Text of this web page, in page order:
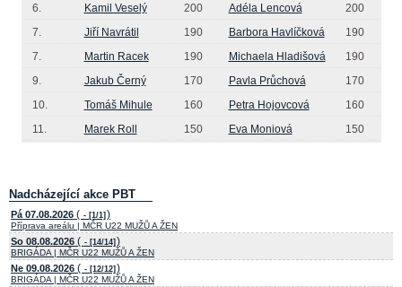
6.
Kamil Veselý 200 Adéla Lencová
200
7.
Jiří Navrátil 190 Barbora Havlíčková
190
7.
Martin Racek 190 Michaela Hladišová
190
9.
Jakub Černý 170 Pavla Průchová
170
10.
Tomáš Mihule 160 Petra Hojovcová
160
11.
Marek Roll 150 Eva Moniová 150
Nadcházející akce PBT
Pá 07.08.2026 ( - [1/1] )
Příprava areálu | MČR U22 MUŽŮ A ŽEN
So 08.08.2026 ( - [14/14] )
BRIGÁDA | MČR U22 MUŽŮ A ŽEN
Ne 09.08.2026 ( - [12/12] )
BRIGÁDA | MČR U22 MUŽŮ A ŽEN